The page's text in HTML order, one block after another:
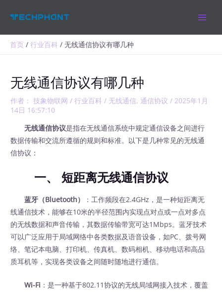
首页 行业百科 无线通信协议有哪几种
无线通信协议有哪几种
作者： 技象物联网/行业百科 / 无线通信,通信协议 /2025年1月
14日 16:57:10
无线通信协议是指在无线通信系统中规定通信设备之间进行
数据传输和交流所遵循的规则和标准。以下是几种常见的无线通
信协议：
一、 短距离无线通信协议
蓝牙（Bluetooth）
：工作频段在2.4GHz，是一种短距离无
线通信技术，能够在10米的半径范围内实现点对点或一点对多点
的无线数据和声音传输，其数据传输带宽可达1Mbps。蓝牙技术
可以广泛应用于局域网络中各类数据及语音设备，如PC、拨号网
络、笔记本电脑、打印机、传真机、数码相机、移动电话和高品
质耳机等，实现各类设备之间随时随地进行通信。
Wi-Fi ：是一种基于802.11协议的无线局域网接入技术，覆盖